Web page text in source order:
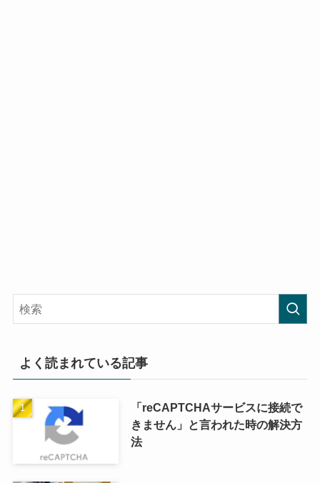
よく読まれている記事
「reCAPTCHAサービスに接続で
きません」と言われた時の解決方
法